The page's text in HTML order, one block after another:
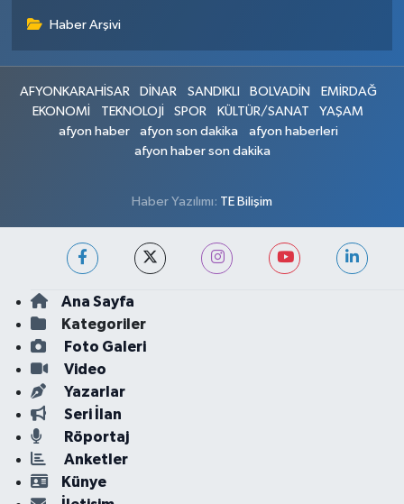
Haber Arşivi
AFYONKARAHİSAR DİNAR SANDIKLI BOLVADİN
EMİRDAĞ
EKONOMİ
TEKNOLOJİ SPOR KÜLTÜR/SANAT
YAŞAM
afyon haber
afyon son dakika
afyon haberleri
afyon haber son dakika
Haber Yazılımı: TE Bilişim
Ana Sayfa
Kategoriler
Foto Galeri
Video
Yazarlar
Seri İlan
Röportaj
Anketler
Künye